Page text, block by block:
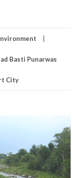
Basti Punarwas
City